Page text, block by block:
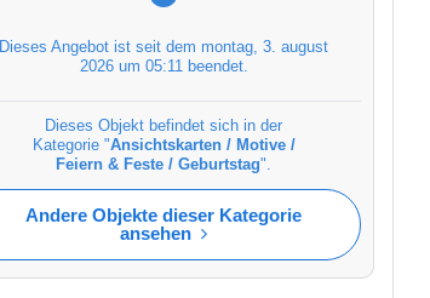
Dieses Angebot ist seit dem montag, 3. august
2026 um 05:11 beendet.
Dieses Objekt befindet sich in der
Kategorie "Ansichtskarten / Motive /
Feiern & Feste / Geburtstag".
Andere Objekte dieser Kategorie
ansehen